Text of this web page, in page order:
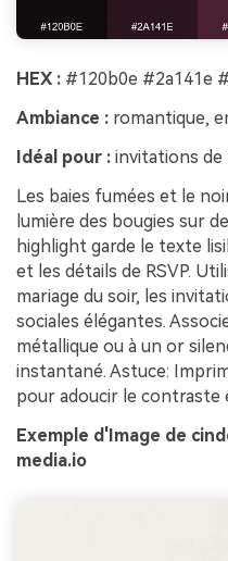
HEX : #120b0e #2a141e
Ambiance : romantique,
Idéal pour : invitations de
Les baies fumées et le
lumière des bougies sur
highlight garde le texte
et les détails de RSVP.
mariage du soir, les
sociales élégantes.
métallique ou à un or
instantané. Astuce:
pour adoucir le contraste
Exemple d'Image de
media.io